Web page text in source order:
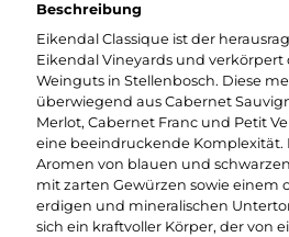
Beschreibung
Eikendal Classique ist der
Eikendal Vineyards und verkörpert
Weinguts in Stellenbosch. Diese
überwiegend aus Cabernet
Merlot, Cabernet Franc und Petit
eine beeindruckende Komplexität.
Aromen von blauen und
mit zarten Gewürzen sowie einem
erdigen und mineralischen
sich ein kraftvoller Körper, der von